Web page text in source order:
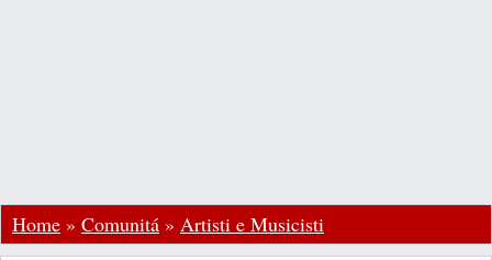
Home » Comunitá » Artisti e Musicisti